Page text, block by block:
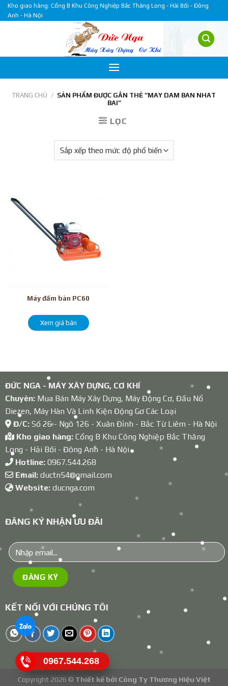
Skip
to
Kho giao hàng: Cổng B Khu Công Nghiệp Bắc Thăng Long - Hải Bối - Đông
Anh - Hà Nội
TRANG CHỦ / SẢN PHẨM ĐƯỢC GẮN THẺ “MAY DAM BAN NHAT
BAI”
LỌC
Máy đầm bàn PC60
Xem giá bán
ĐỨC NGA - MÁY XÂY DỰNG, CƠ KHÍ
Chuyên:Mua Bán Máy Xây Dựng, Máy Động Cơ, Đầu Nổ
Diezen, Máy Hàn Và Linh Kiện Động Cơ Các Loại
Đ/C: Số 26 - Ngõ 126 - Xuân Đỉnh - Bắc Từ Liêm - Hà Nội
Kho giao hàng: Cổng B Khu Công Nghiệp Bắc Thăng
Long - Hải Bối - Đông Anh - Hà Nội
Hotline: 0967.544.268
Email: ductn54@gmail.com
Website: ducnga.com
ĐĂNG KÝ NHẬN ƯU ĐÃI
KẾT NỐI VỚI CHÚNG TÔI
Copyright 2026 © Thiết kế bởi Công Ty Thương Hiệu Việt
0967.544.268